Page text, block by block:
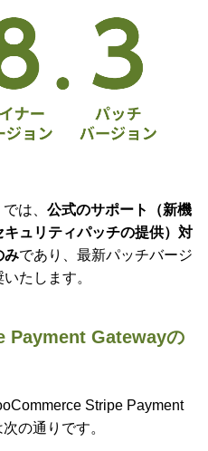
は、 公式のサポート（新機
ュリティパッチの提供）対
みであり、最新パッチバージ
たします。
Payment Gatewayの
Stripe Payment
の通りです。